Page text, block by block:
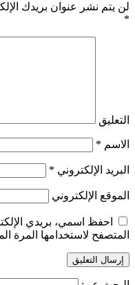
لن يتم نشر عنوان بريدك
*
التعليق
الاسم *
البريد الإلكتروني *
الموقع الإلكتروني
احفظ اسمي، بريدي
المتصفح لاستخدامها المرة